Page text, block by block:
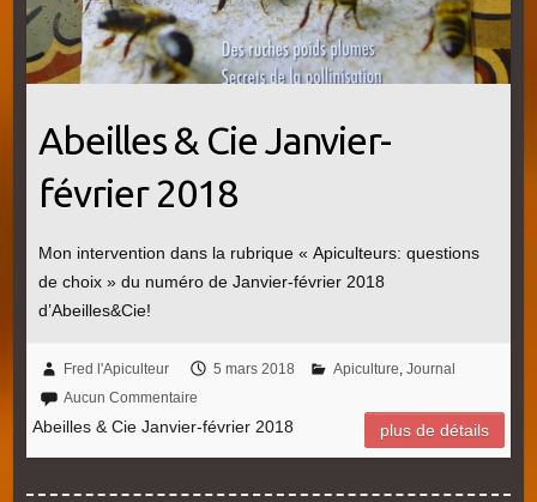
Abeilles & Cie Janvier-
février 2018
Mon intervention dans la rubrique « Apiculteurs: questions
de choix » du numéro de Janvier-février 2018
d’Abeilles&Cie!
Fred l'Apiculteur 5 mars 2018 Apiculture, Journal
Aucun Commentaire
Abeilles & Cie Janvier-février 2018 plus de détails